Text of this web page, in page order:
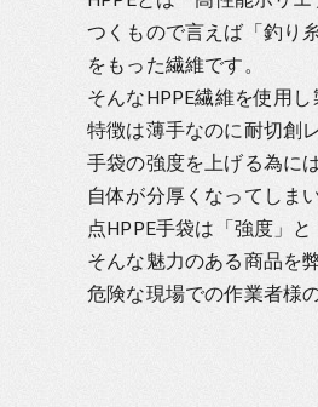
つくもので言えば「釣り
をもった繊維です。
そんなHPPE繊維を使用
特徴は薄手なのに耐切創
手袋の強度を上げる為に
自体が分厚くなってしま
点HPPE手袋は「強度」
そんな魅力のある商品を
危険な現場での作業者様